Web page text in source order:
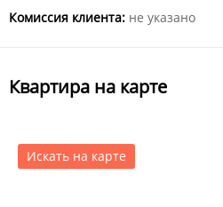
Комиссия клиента: не указано
Квартира на карте
Искать на карте